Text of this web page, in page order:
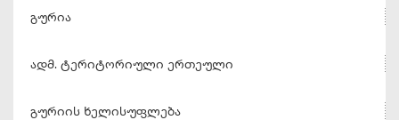
გურია
ადმ. ტერიტორიული ერთეული
გურიის ხელისუფლება